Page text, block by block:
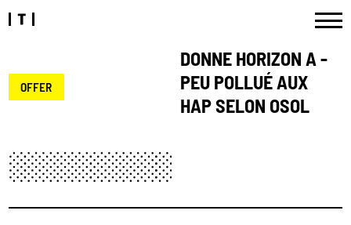
OFFER
DONNE HORIZON A -
PEU POLLUÉ AUX
HAP SELON OSOL